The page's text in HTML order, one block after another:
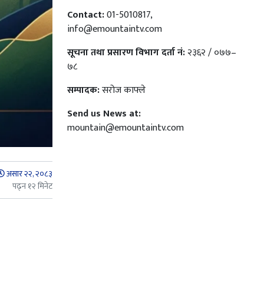
असार २२, २०८३
पढ्न १२ मिनेट
Contact:01-5010817,
info@emountaintv.com
सूचना तथा प्रसारण विभाग दर्ता नं:२३६२ / ०७७–
७८
सम्पादक:सरोज काफ्ले
Send us News at:
mountain@emountaintv.com